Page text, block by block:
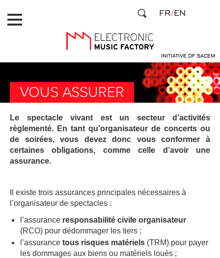
au
contenu
INITIATIVE OF SACEM
FR EN
VOUS ASSURER
Le spectacle vivant est un secteur d’activités
règlementé. En tant qu’organisateur de concerts ou
de soirées, vous devez donc vous conformer à
certaines obligations, comme celle d’avoir une
assurance.
Il existe trois assurances principales nécessaires à
l’organisateur de spectacles :
l’assurance responsabilité civile organisateur
(RCO) pour dédommager les tiers ;
l’assurance tous risques matériels (TRM) pour payer
les dommages aux biens ou matériels loués ;